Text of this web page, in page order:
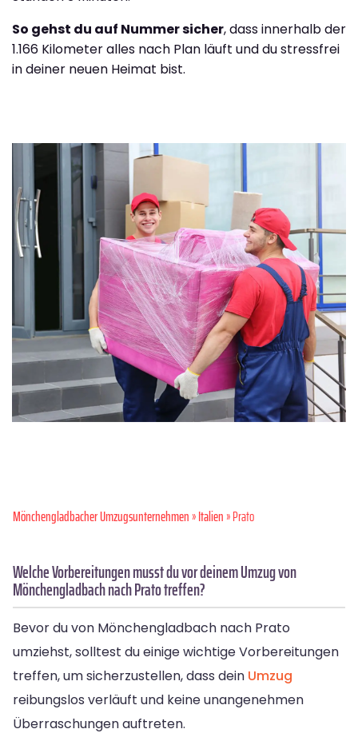
So gehst du auf Nummer sicher, dass innerhalb der
1.166 Kilometer alles nach Plan läuft und du stressfrei
in deiner neuen Heimat bist.
Mönchen­gladbacher Umzugsunternehmen»Italien» Prato
Welche Vorbereitungen musst du vor deinem Umzug von
Mönchengladbach nach Prato treffen?
Bevor du von Mönchengladbach nach Prato
umziehst, solltest du einige wichtige Vorbereitungen
treffen, um sicherzustellen, dass dein Umzug
reibungslos verläuft und keine unangenehmen
Überraschungen auftreten.